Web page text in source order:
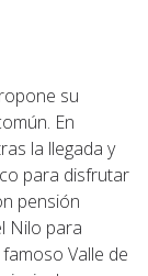
su
En
la llegada y
para disfrutar
pensión
Nilo para
Valle de